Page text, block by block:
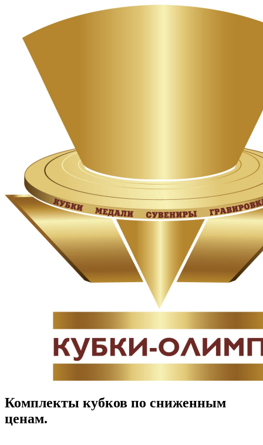
Комплекты кубков по сниженным
ценам.